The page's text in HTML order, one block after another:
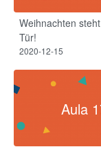
Weihnachten
Tür!
2020-12-15
Aula